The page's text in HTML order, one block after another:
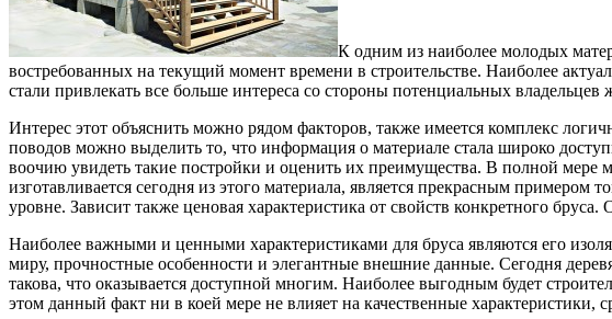
К одним из наиболее молодых
востребованных на текущий момент времени в строительстве. Наиболее
стали привлекать все больше интереса со стороны потенциальных
Интерес этот объяснить можно рядом факторов, также имеется комплекс
поводов можно выделить то, что информация о материале стала широко
воочию увидеть такие постройки и оценить их преимущества. В полной мере
изготавливается сегодня из этого материала, является прекрасным
уровне. Зависит также ценовая характеристика от свойств конкретного
Наиболее важными и ценными характеристиками для бруса являются его
миру, прочностные особенности и элегантные внешние данные. Сегодня
такова, что оказывается доступной многим. Наиболее выгодным будет
этом данный факт ни в коей мере не влияет на качественные характеристики,